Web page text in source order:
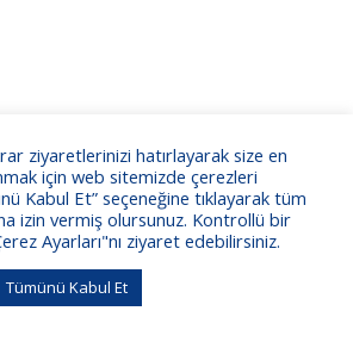
ziyaretlerinizi hatırlayarak size en
için web sitemizde çerezleri
Kabul Et” seçeneğine tıklayarak tüm
izin vermiş olursunuz. Kontrollü bir
Ayarları"nı ziyaret edebilirsiniz.
Tümünü Kabul Et